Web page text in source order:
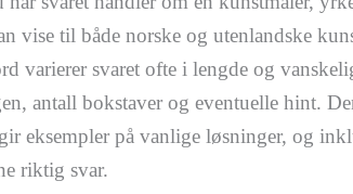
vise til både norske og utenlandske
varierer svaret ofte i lengde og
antall bokstaver og eventuelle hint.
eksempler på vanlige løsninger, og
riktig svar.